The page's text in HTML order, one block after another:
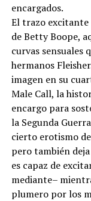
encargados.
El trazo excitante
de Betty Boope,
curvas sensuales
hermanos
imagen en su
Male Call, la
encargo para
la Segunda
cierto erotismo
pero también
es capaz de
mediante–
plumero por los